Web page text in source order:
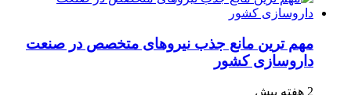
مهم ترین مانع جذب نیروهای متخصص در صنعت
داروسازی کشور